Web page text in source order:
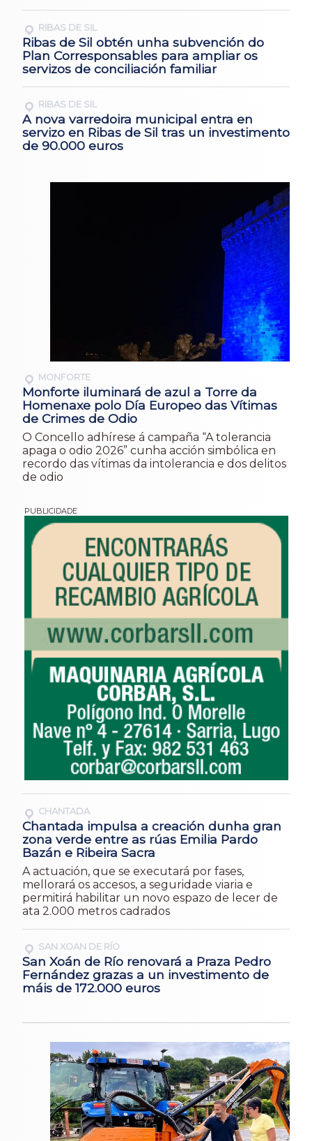
RIBAS DE SIL
Ribas de Sil obtén unha subvención do
Plan Corresponsables para ampliar os
servizos de conciliación familiar
RIBAS DE SIL
A nova varredoira municipal entra en
servizo en Ribas de Sil tras un investimento
de 90.000 euros
MONFORTE
Monforte iluminará de azul a Torre da
Homenaxe polo Día Europeo das Vítimas
de Crimes de Odio
O Concello adhírese á campaña “A tolerancia
apaga o odio 2026” cunha acción simbólica en
recordo das vítimas da intolerancia e dos delitos
de odio
CHANTADA
Chantada impulsa a creación dunha gran
zona verde entre as rúas Emilia Pardo
Bazán e Ribeira Sacra
A actuación, que se executará por fases,
mellorará os accesos, a seguridade viaria e
permitirá habilitar un novo espazo de lecer de
ata 2.000 metros cadrados
SAN XOAN DE RÍO
San Xoán de Río renovará a Praza Pedro
Fernández grazas a un investimento de
máis de 172.000 euros